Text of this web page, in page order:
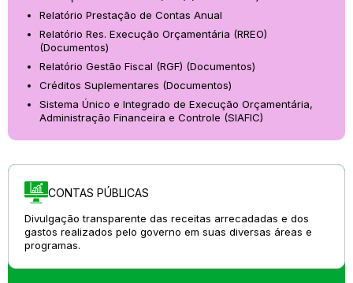
Relatório Prestação de Contas Anual
Relatório Res. Execução Orçamentária (RREO)
(Documentos)
Relatório Gestão Fiscal (RGF) (Documentos)
Créditos Suplementares (Documentos)
Sistema Único e Integrado de Execução Orçamentária,
Administração Financeira e Controle (SIAFIC)
CONTAS PÚBLICAS
Divulgação transparente das receitas arrecadadas e dos
gastos realizados pelo governo em suas diversas áreas e
programas.